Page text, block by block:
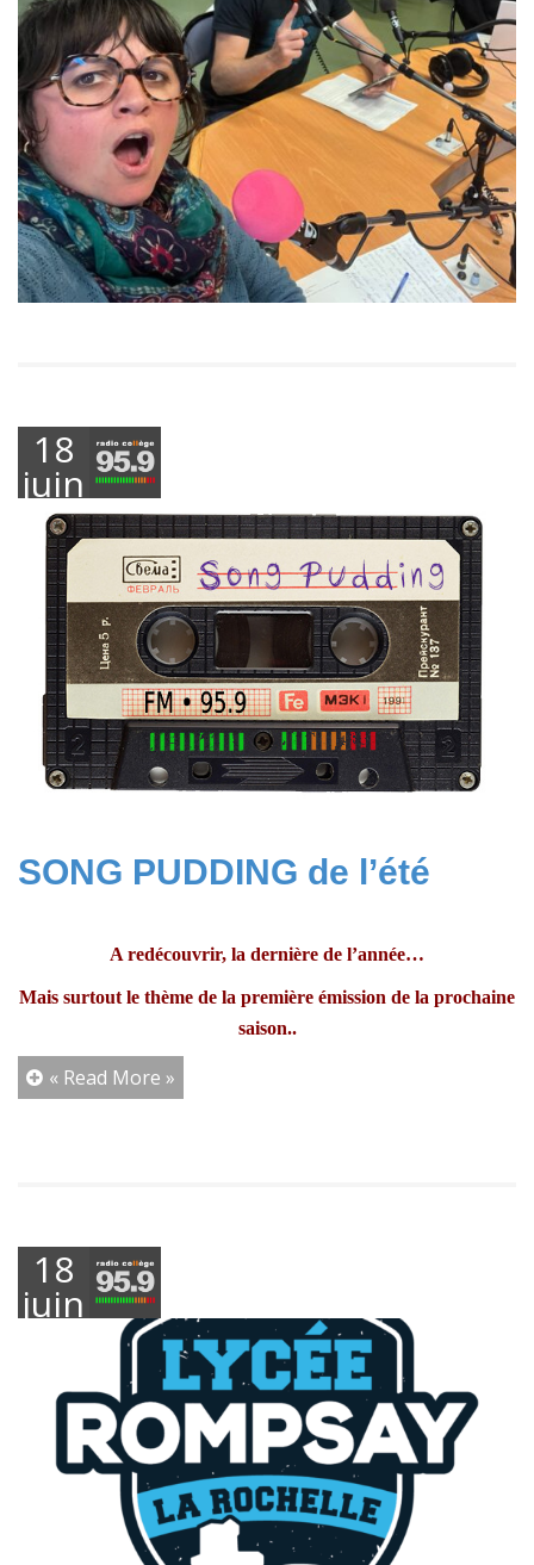
18
juin
2026
SONG PUDDING de l’été
A redécouvrir, la dernière de l’année…
Mais surtout le thème de la première émission de la prochaine
saison..
« Read More »
18
juin